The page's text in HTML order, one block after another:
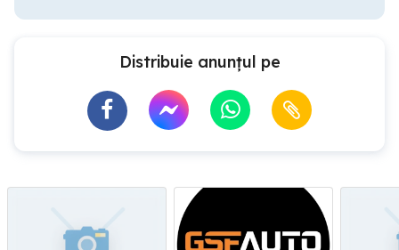
Distribuie anunțul pe